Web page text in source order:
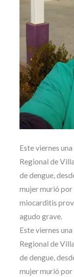
Este viernes
Regional de
de dengue,
mujer murió por
miocarditis
agudo grave.
Este viernes
Regional de
de dengue,
mujer murió por